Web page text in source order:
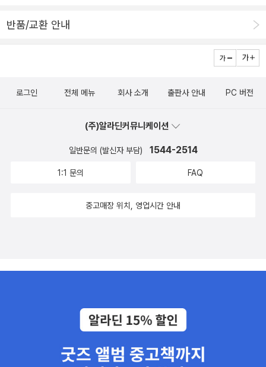
반품/교환 안내
로그인 전체 메뉴 회사 소개 출판사 안내 PC 버전
(주)알라딘커뮤니케이션
일반문의 (발신자 부담) 1544-2514
1:1 문의 FAQ
중고매장 위치, 영업시간 안내